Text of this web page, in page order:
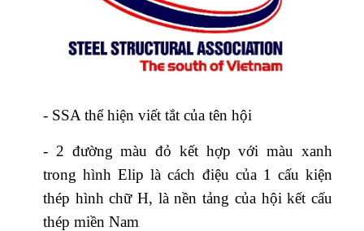
- SSA thể hiện viết tắt của tên hội
- 2 đường màu đỏ kết hợp với màu xanh
trong hình Elip là cách điệu của 1 cấu kiện
thép hình chữ H, là nền tảng của hội kết cấu
thép miền Nam